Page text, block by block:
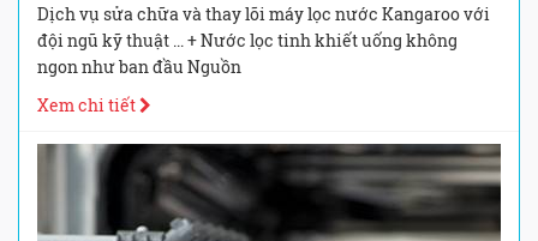
Dịch vụ sửa chữa và thay lõi máy lọc nước Kangaroo với
đội ngũ kỹ thuật ... + Nước lọc tinh khiết uống không
ngon như ban đầu Nguồn
Xem chi tiết